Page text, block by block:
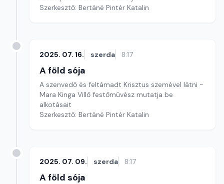
Szerkesztő: Bertáné Pintér Katalin
2025. 07. 16. szerda 8:17
A föld sója
A szenvedő és feltámadt Krisztus szemével látni -
Mara Kinga Villő festőművész mutatja be
alkotásait
Szerkesztő: Bertáné Pintér Katalin
2025. 07. 09. szerda 8:17
A föld sója